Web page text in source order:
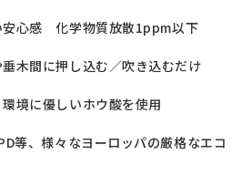
安心感 化学物質放散1ppm以下
木間に押し込む／吹き込むだけ
境に優しいホウ酸を使用
等、様々なヨーロッパの厳格なエコ